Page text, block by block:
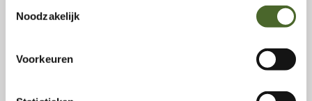
Noodzakelijk
Voorkeuren